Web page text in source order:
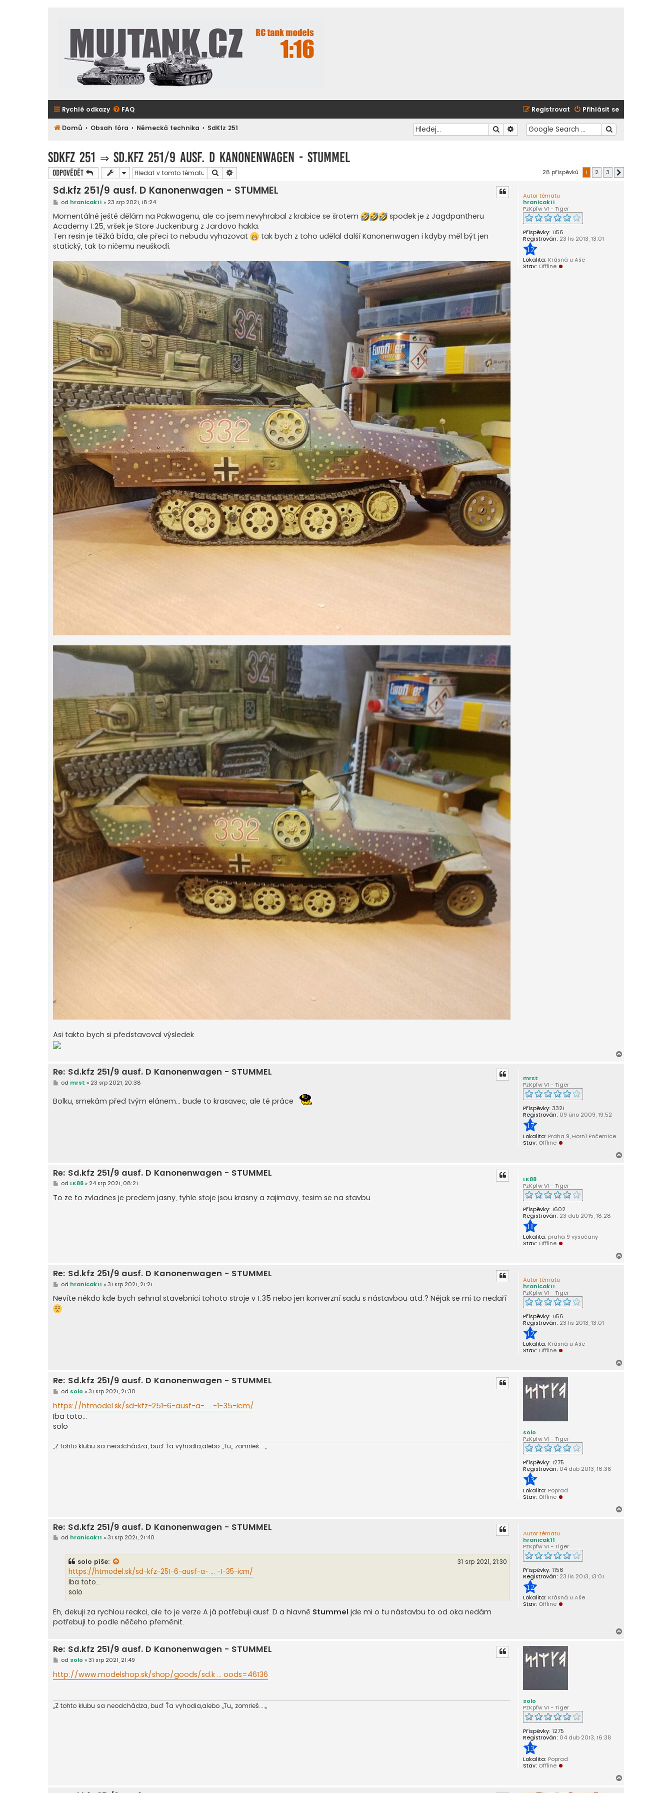
Rychlé odkazy FAQ Přihlásit se
Registrovat
Domů Obsah fóra Německá technika SdKfz 251 Hledat Pokročilé hledání
SdKfz 251 ⇒ Sd.kfz 251/9 ausf. D Kanonenwagen - STUMMEL
Odpovědět Hledat 28 příspěvků 1 2 3
Autor tématu
hranicak11
PzKpfw VI - Tiger
Příspěvky: 1156
Registrován: 23 lis 2013, 13:01
12
Lokalita: Krásná u Aše
Stav: Offline
Sd.kfz 251/9 ausf. D Kanonenwagen - STUMMEL
P
í
s
p
ě
v
e
od hranicak11 » 23 srp 2021, 18:24
Momentálně ještě dělám na Pakwagenu, ale co jsem nevyhrabal z krabice se šrotem
spodek je z Jagdpantheru
Academy 1:25, vršek je Store Juckenburg z Jardovo hakla.
Ten resin je těžká bída, ale přeci to nebudu vyhazovat
tak bych z toho udělal další Kanonenwagen i kdyby měl být jen
statický, tak to ničemu neuškodí.
Asi takto bych si představoval výsledek
mrst
PzKpfw VI - Tiger
Příspěvky: 3321
Registrován: 09 úno 2009, 19:52
17
Lokalita: Praha 9, Horní Počernice
Stav: Offline
Re: Sd.kfz 251/9 ausf. D Kanonenwagen - STUMMEL
P
s
od mrst » 23 srp 2021, 20:38
Bolku, smekám před tvým elánem... bude to krasavec, ale té práce
LK88
PzKpfw VI - Tiger
Příspěvky: 1602
Registrován: 23 dub 2015, 18:28
11
Lokalita: praha 9 vysočany
Stav: Offline
Re: Sd.kfz 251/9 ausf. D Kanonenwagen - STUMMEL
P
í
s
od LK88» 24 srp 2021, 08:21
To ze to zvladnes je predem jasny, tyhle stoje jsou krasny a zajimavy, tesim se na stavbu
Autor tématu
hranicak11
PzKpfw VI - Tiger
Příspěvky: 1156
Registrován: 23 lis 2013, 13:01
12
Lokalita: Krásná u Aše
Stav: Offline
Re: Sd.kfz 251/9 ausf. D Kanonenwagen - STUMMEL
P
í
s
p
od hranicak11 »31 srp 2021, 21:21
Nevíte někdo kde bych sehnal stavebnici tohoto stroje v 1:35 nebo jen konverzní sadu s nástavbou atd.? Nějak se mi to nedaří
solo
PzKpfw VI - Tiger
Příspěvky: 1275
Registrován: 04 dub 2013, 16:38
13
Lokalita: Poprad
Stav: Offline
Re: Sd.kfz 251/9 ausf. D Kanonenwagen - STUMMEL
P
í
s
p
ě
v
k
od solo »31 srp 2021, 21:30
https://htmodel.sk/sd-kfz-251-6-ausf-a- ... -1-35-icm/
Iba toto...
solo
,,Z tohto klubu sa neodchádza, buď Ťa vyhodia,alebo ,,Tu,, zomrieš....,,
Autor tématu
hranicak11
PzKpfw VI - Tiger
Příspěvky: 1156
Registrován: 23 lis 2013, 13:01
12
Lokalita: Krásná u Aše
Stav: Offline
Re: Sd.kfz 251/9 ausf. D Kanonenwagen - STUMMEL
Pod hranicak11 »31 srp 2021, 21:40
solo píše: 31 srp 2021, 21:30
https://htmodel.sk/sd-kfz-251-6-ausf-a- ... -1-35-icm/
Iba toto...
solo
Eh, dekuji za rychlou reakci, ale to je verze A já potřebuji ausf. D a hlavně Stummel jde mi o tu nástavbu to od oka nedám
potřebuji to podle něčeho přeměnit.
solo
PzKpfw VI - Tiger
Příspěvky: 1275
Registrován: 04 dub 2013, 16:38
13
Lokalita: Poprad
Stav: Offline
Re: Sd.kfz 251/9 ausf. D Kanonenwagen - STUMMEL
P
í
s
e
od solo »31 srp 2021, 21:49
http://www.modelshop.sk/shop/goods/sd.k ... oods=46136
,,Z tohto klubu sa neodchádza, buď Ťa vyhodia,alebo ,,Tu,, zomrieš....,,